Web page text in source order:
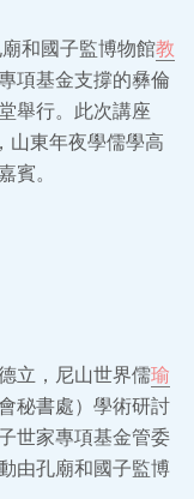
廟和國子監博物館教
項基金支撐的彝倫
舉行。此次講座
山東年夜學儒學高
賓。
立，尼山世界儒瑜
秘書處）學術研討
世家專項基金管委
由孔廟和國子監博